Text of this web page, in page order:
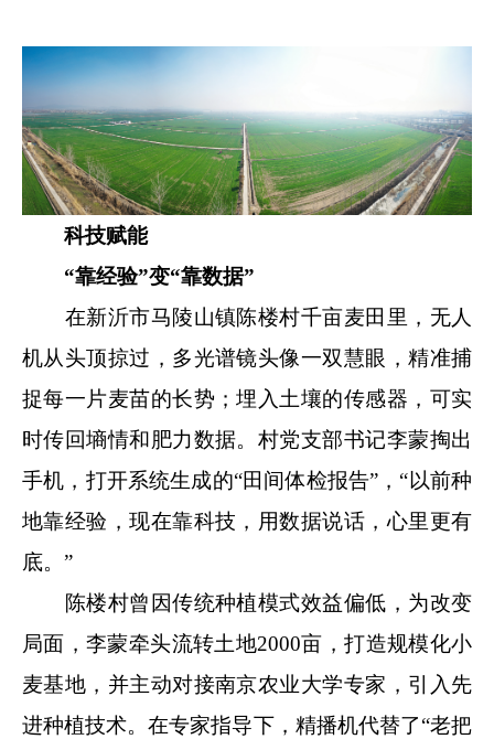
科技赋能
“靠经验”变“靠数据”
在新沂市马陵山镇陈楼村千亩麦田里，无人
机从头顶掠过，多光谱镜头像一双慧眼，精准捕
捉每一片麦苗的长势；埋入土壤的传感器，可实
时传回墒情和肥力数据。村党支部书记李蒙掏出
手机，打开系统生成的“田间体检报告”，“以前种
地靠经验，现在靠科技，用数据说话，心里更有
底。”
陈楼村曾因传统种植模式效益偏低，为改变
局面，李蒙牵头流转土地2000亩，打造规模化小
麦基地，并主动对接南京农业大学专家，引入先
进种植技术。在专家指导下，精播机代替了“老把